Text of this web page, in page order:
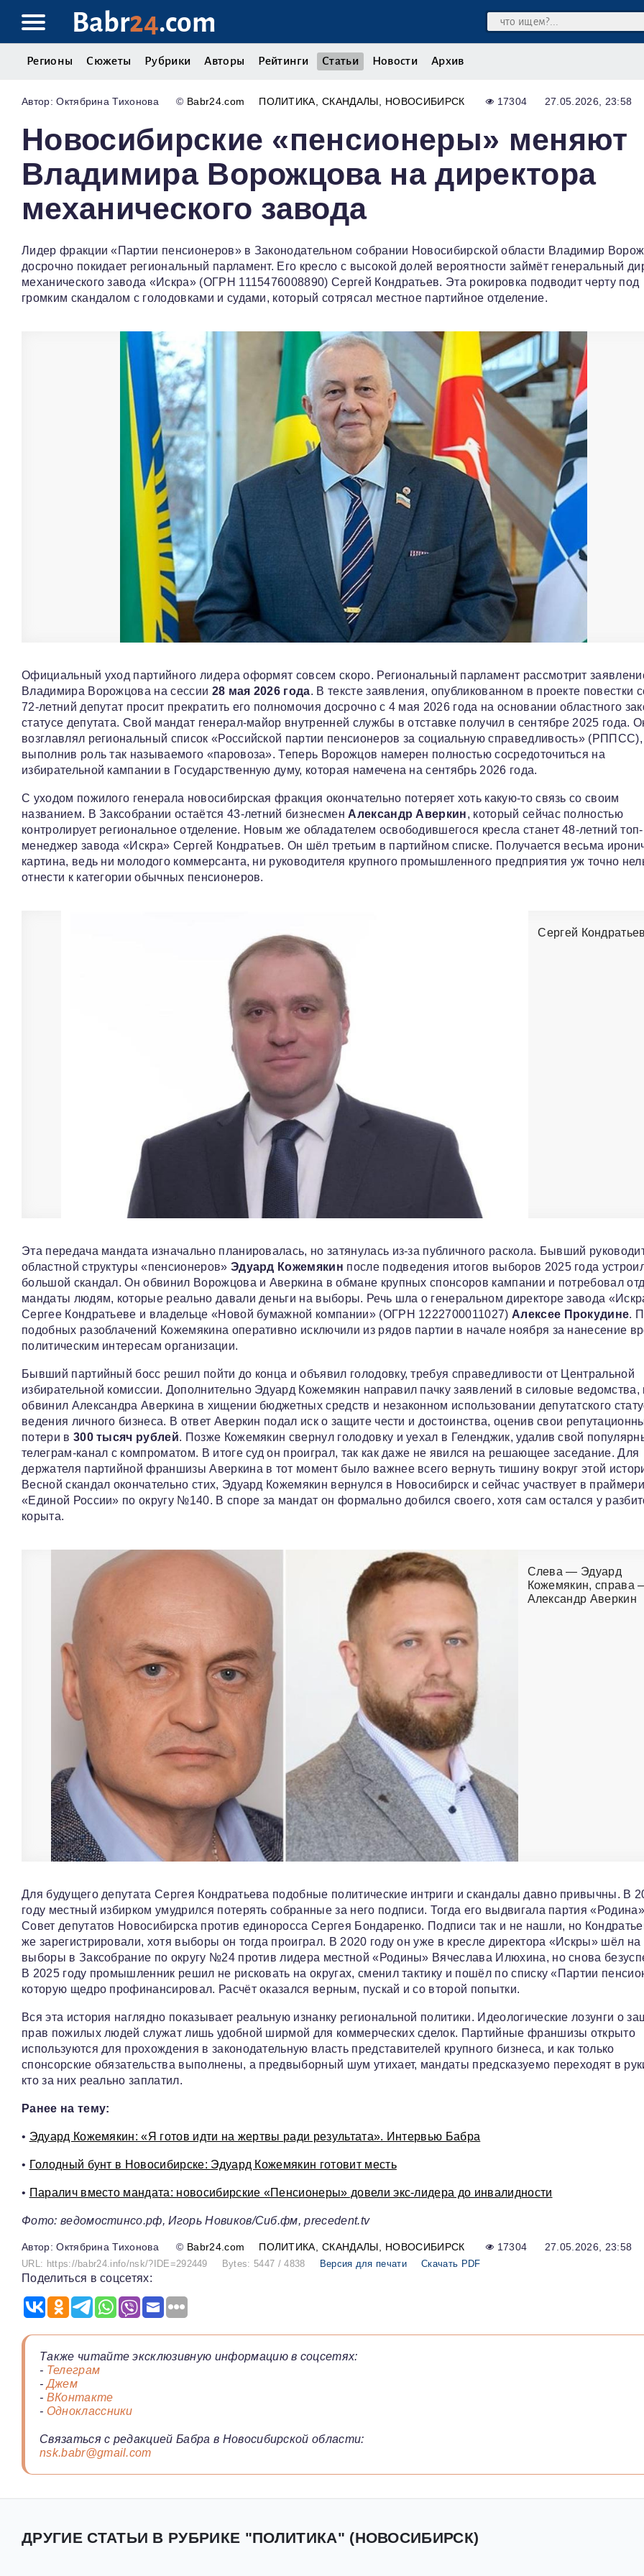
Babr24.com
Регионы Сюжеты Рубрики Авторы Рейтинги Статьи Новости Архив
Октябрина Тихонова © Babr24.com ПОЛИТИКА СКАНДАЛЫ НОВОСИБИРСК 17304 27.05.2026, 23:58
Новосибирские «пенсионеры» меняют
Владимира Ворожцова на директора
механического завода
Лидер фракции «Партии пенсионеров» в Законодательном собрании Новосибирской области Владимир
досрочно покидает региональный парламент. Его кресло с высокой долей вероятности займёт генеральный
механического завода «Искра» (ОГРН 1115476008890) Сергей Кондратьев. Эта рокировка подводит черту под
громким скандалом с голодовками и судами, который сотрясал местное партийное отделение.
Официальный уход партийного лидера оформят совсем скоро. Региональный парламент рассмотрит
Владимира Ворожцова на сессии 28 мая 2026 года. В тексте заявления, опубликованном в проекте повестки
72-летний депутат просит прекратить его полномочия досрочно с 4 мая 2026 года на основании областного
статусе депутата. Свой мандат генерал-майор внутренней службы в отставке получил в сентябре 2025 года.
возглавлял региональный список «Российской партии пенсионеров за социальную справедливость» (РППСС),
выполнив роль так называемого «паровоза». Теперь Ворожцов намерен полностью сосредоточиться на
избирательной кампании в Государственную думу, которая намечена на сентябрь 2026 года.
С уходом пожилого генерала новосибирская фракция окончательно потеряет хоть какую-то связь со своим
названием. В Заксобрании остаётся 43-летний бизнесмен Александр Аверкин, который сейчас полностью
контролирует региональное отделение. Новым же обладателем освободившегося кресла станет 48-летний топ-
менеджер завода «Искра» Сергей Кондратьев. Он шёл третьим в партийном списке. Получается весьма
картина, ведь ни молодого коммерсанта, ни руководителя крупного промышленного предприятия уж точно
отнести к категории обычных пенсионеров.
Сергей Кондратьев
Эта передача мандата изначально планировалась, но затянулась из-за публичного раскола. Бывший
областной структуры «пенсионеров» Эдуард Кожемякин после подведения итогов выборов 2025 года
большой скандал. Он обвинил Ворожцова и Аверкина в обмане крупных спонсоров кампании и потребовал
мандаты людям, которые реально давали деньги на выборы. Речь шла о генеральном директоре завода
Сергее Кондратьеве и владельце «Новой бумажной компании» (ОГРН 1222700011027) Алексее Прокудине.
подобных разоблачений Кожемякина оперативно исключили из рядов партии в начале ноября за нанесение
политическим интересам организации.
Бывший партийный босс решил пойти до конца и объявил голодовку, требуя справедливости от Центральной
избирательной комиссии. Дополнительно Эдуард Кожемякин направил пачку заявлений в силовые ведомства,
обвинил Александра Аверкина в хищении бюджетных средств и незаконном использовании депутатского
ведения личного бизнеса. В ответ Аверкин подал иск о защите чести и достоинства, оценив свои
потери в 300 тысяч рублей. Позже Кожемякин свернул голодовку и уехал в Геленджик, удалив свой
телеграм-канал с компроматом. В итоге суд он проиграл, так как даже не явился на решающее заседание. Для
держателя партийной франшизы Аверкина в тот момент было важнее всего вернуть тишину вокруг этой
Весной скандал окончательно стих, Эдуард Кожемякин вернулся в Новосибирск и сейчас участвует в
«Единой России» по округу №140. В споре за мандат он формально добился своего, хотя сам остался у
корыта.
Слева — Эдуард
Кожемякин, справа
Александр Аверкин
Для будущего депутата Сергея Кондратьева подобные политические интриги и скандалы давно привычны. В
году местный избирком умудрился потерять собранные за него подписи. Тогда его выдвигала партия
Совет депутатов Новосибирска против единоросса Сергея Бондаренко. Подписи так и не нашли, но
же зарегистрировали, хотя выборы он тогда проиграл. В 2020 году он уже в кресле директора «Искры» шёл на
выборы в Заксобрание по округу №24 против лидера местной «Родины» Вячеслава Илюхина, но снова
В 2025 году промышленник решил не рисковать на округах, сменил тактику и пошёл по списку «Партии
которую щедро профинансировал. Расчёт оказался верным, пускай и со второй попытки.
Вся эта история наглядно показывает реальную изнанку региональной политики. Идеологические лозунги о
прав пожилых людей служат лишь удобной ширмой для коммерческих сделок. Партийные франшизы открыто
используются для прохождения в законодательную власть представителей крупного бизнеса, и как только
спонсорские обязательства выполнены, а предвыборный шум утихает, мандаты предсказуемо переходят в
кто за них реально заплатил.
Ранее на тему:
• Эдуард Кожемякин: «Я готов идти на жертвы ради результата». Интервью Бабра
• Голодный бунт в Новосибирске: Эдуард Кожемякин готовит месть
• Паралич вместо мандата: новосибирские «Пенсионеры» довели экс-лидера до инвалидности
Фото: ведомостинсо.рф, Игорь Новиков/Сиб.фм, precedent.tv
Октябрина Тихонова © Babr24.com ПОЛИТИКА СКАНДАЛЫ НОВОСИБИРСК 17304 27.05.2026, 23:58
URL: https://babr24.info/nsk/?IDE=292449 Bytes: 5447 / 4838 Версия для печати Скачать PDF
Поделиться в соцсетях:
Также читайте эксклюзивную информацию в соцсетях:
- Телеграм
-Джем
- ВКонтакте
- Одноклассники
Связаться с редакцией Бабра в Новосибирской области:
nsk.babr@gmail.com
ДРУГИЕ СТАТЬИ В РУБРИКЕ "ПОЛИТИКА" (НОВОСИБИРСК)